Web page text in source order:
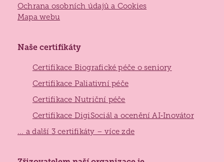
Ochrana osobních údajů a Cookies
Mapa webu
Naše certifikáty
Certifikace Biografické péče o seniory
Certifikace Paliativní péče
Certifikace Nutriční péče
Certifikace DigiSociál a ocenění AI‑Inovátor
... a další 3 certifikáty – více zde